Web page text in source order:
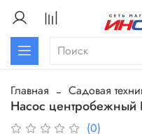
Главная Садовая
Насос центробежный
(0)